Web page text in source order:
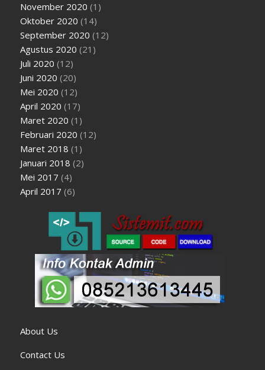
November 2020 (1)
Oktober 2020 (14)
September 2020 (12)
Agustus 2020 (21)
Juli 2020 (12)
Juni 2020 (20)
Mei 2020 (12)
April 2020 (17)
Maret 2020 (1)
Februari 2020 (12)
Maret 2018 (1)
Januari 2018 (2)
Mei 2017 (4)
April 2017 (6)
About Us
Contact Us